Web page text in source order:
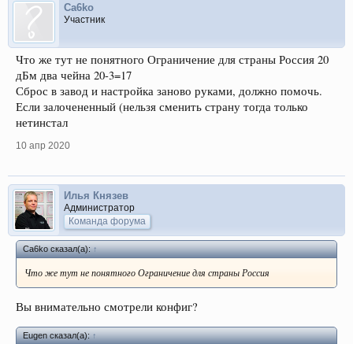
Ca6ko
Участник
Что же тут не понятного Ограничение для страны Россия 20
дБм два чейна 20-3=17
Сброс в завод и настройка заново руками, должно помочь.
Если залочененный (нельзя сменить страну тогда только
нетинстал
10 апр 2020
Илья Князев
Администратор
Команда форума
Ca6ko сказал(а):↑
Что же тут не понятного Ограничение для страны Россия
Вы внимательно смотрели конфиг?
Eugen сказал(а):↑